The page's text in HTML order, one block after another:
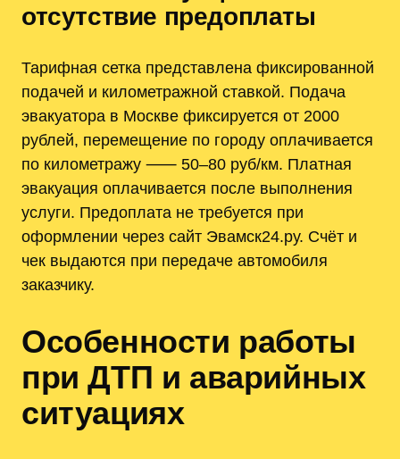
отсутствие предоплаты
Тарифная сетка представлена фиксированной
подачей и километражной ставкой. Подача
эвакуатора в Москве фиксируется от 2000
рублей, перемещение по городу оплачивается
по километражу ⸺ 50–80 руб/км. Платная
эвакуация оплачивается после выполнения
услуги. Предоплата не требуется при
оформлении через сайт Эвамск24.ру. Счёт и
чек выдаются при передаче автомобиля
заказчику.
Особенности работы
при ДТП и аварийных
ситуациях